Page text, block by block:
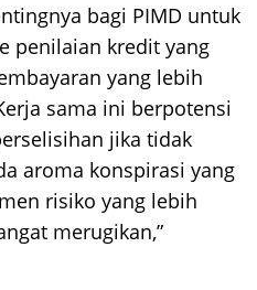
bagi PIMD untuk
penilaian kredit yang
yang lebih
sama ini berpotensi
jika tidak
aroma konspirasi yang
risiko yang lebih
merugikan,”